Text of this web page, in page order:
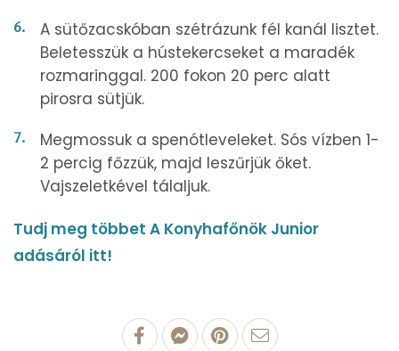
A sütőzacskóban szétrázunk fél kanál lisztet.
Beletesszük a hústekercseket a maradék
rozmaringgal. 200 fokon 20 perc alatt
pirosra sütjük.
Megmossuk a spenótleveleket. Sós vízben 1-
2 percig főzzük, majd leszűrjük őket.
Vajszeletkével tálaljuk.
Tudj meg többet A Konyhafőnök Junior
adásáról itt!